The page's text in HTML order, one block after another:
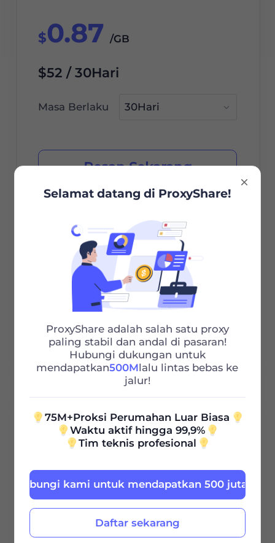
$0.87 /GB
$52 / 30Hari
Masa Berlaku
Pesan Sekarang
Pemilihan Kota/Negara
Sesi Tidak Terbatas
Bandwidth Tidak Terbatas
Http/Socks5
Dukungan 24/7
100G
$0.85 /GB
$85 / 30Hari
Masa Berlaku
Selamat datang di ProxyShare!
ProxyShare adalah salah satu proxy
paling stabil dan andal di pasaran!
Hubungi dukungan untuk
mendapatkan500Mlalu lintas bebas ke
jalur!
75M+Proksi Perumahan Luar Biasa
Waktu aktif hingga 99,9%
Tim teknis profesional
Daftar sekarang
Hubungi kami untuk mendapatkan 500 juta